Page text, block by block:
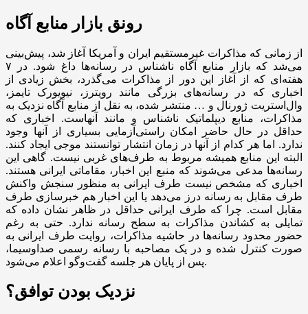
رونق بازار منابع آگاه
از زمانی که مذاکرات غیرمستقیم ایران و آمریکا آغاز شد، پیش‌بینی
می‌شد که بازار منابع آگاه ناشناس در رسانه‌ها داغ شود. در ۷
هفته‌ای که از آغاز این دور از مذاکرات می‌گذرد، بخش زیادی از
اخباری که در رسانه‌های بزرگی مانند رویترز، نیویورک تایمز،
وال‌استریت ژورنال و … منتشر شده، به نقل از منابع آگاه نزدیک به
مذاکرات، منابع دیپلماتیک ناشناس و مانند آنهاست. اخباری که
حداقل در حال حاضر امکان راستی‌آزمایی بسیاری از آنها وجود
ندارد. اما هر کدام از آنها در زمان انتشار توانستند موجی ایجاد کنند.
البته این منابع همیشه مربوط به طرف‌های غربی نیست. گاهی این
رسانه‌ها مدعی می‌شوند که منبع این اخبار، مقاماتی ایرانی هستند.
اخباری که مشخص نیست طرف ایرانی به منظور سنجش واکنش
طرف مقابل به رسانه درز می‌دهد یا این اخبار هم خبرسازی طرف
مقابل است. چرا که طرف ایرانی حداقل در ظاهر نشان داده که
تمایلی به کشاندن مذاکرات به سطح رسانه ندارد. حتی به رغم
حضور محدود رسانه‌ها در حاشیه مذاکرات، روایت طرف ایرانی به
صورت کنترل شده و در یک مصاحبه با رسانه رسمی صداوسیما،
پس از پایان هر جلسه گفت‌و‌گو اعلام می‌شود.
نزدیک بودن توافق؟